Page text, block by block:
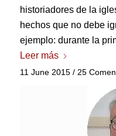
historiadores de la
hechos que no debe
ejemplo: durante la
Leer más
11 June 2015 / 25